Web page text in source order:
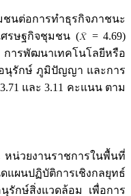
ต่อการทำธุรกิจภาชนะ
ศรษฐกิจชุมชน (
= 4.69)
การพัฒนาเทคโนโลยีหรือ
อนุรักษ์ ภูมิปัญญา และการ
และ 3.11 คะแนน ตาม
ยงานราชการในพื้นที่
แผนปฏิบัติการเชิงกลยุทธ์
นุรักษ์สิ่งแวดล้อม เพื่อการ